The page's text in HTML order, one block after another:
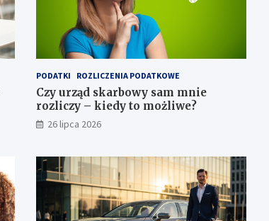
PODATKI ROZLICZENIA PODATKOWE
Czy urząd skarbowy sam mnie
rozliczy – kiedy to możliwe?
26 lipca 2026